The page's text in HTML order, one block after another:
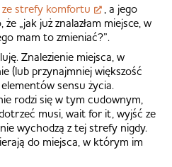
strefy komfortu
, a jego
„jak już znalazłam miejsce, w
mam to zmieniać?”.
Znalezienie miejsca, w
(lub przynajmniej większość
sensu życia.
rodzi się w tym cudownym,
musi, wait for it, wyjść ze
wychodzą z tej strefy nigdy.
do miejsca, w którym im